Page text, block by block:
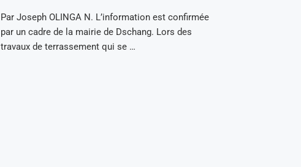
Par Joseph OLINGA N. L’information est confirmée
par un cadre de la mairie de Dschang. Lors des
travaux de terrassement qui se …